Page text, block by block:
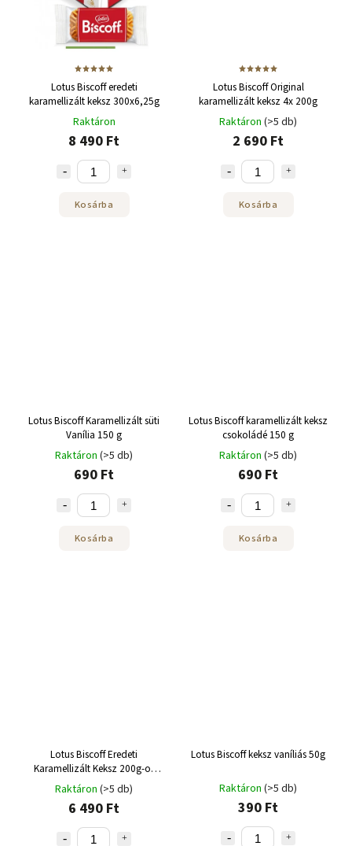
Lotus Biscoff eredeti
karamellizált keksz 300x6,25g
Raktáron
8 490 Ft
Kosárba
Lotus Biscoff Original
karamellizált keksz 4x 200g
Raktáron (>5 db)
2 690 Ft
Kosárba
Lotus Biscoff Karamellizált süti
Vanília 150 g
Raktáron (>5 db)
690 Ft
Kosárba
Lotus Biscoff karamellizált keksz
csokoládé 150 g
Raktáron (>5 db)
690 Ft
Kosárba
Lotus Biscoff Eredeti
Karamellizált Keksz 200g-os
doboz 10 db
Raktáron (>5 db)
6 490 Ft
Lotus Biscoff keksz vaníliás 50g
Raktáron (>5 db)
390 Ft